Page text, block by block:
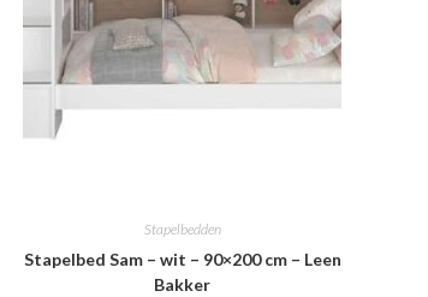
Stapelbedden
Stapelbed Sam – wit – 90×200 cm – Leen
Bakker